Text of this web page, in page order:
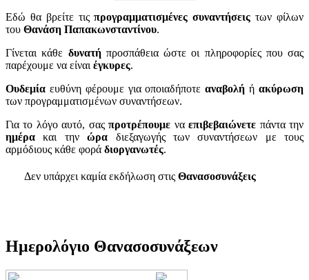
Εδώ θα βρείτε τιςπρογραμματισμένες συναντήσεις των φίλων
του Θανάση Παπακωνσταντίνου.
Γίνεται κάθε δυνατήπροσπάθεια ώστε οι πληροφορίες που σας
παρέχουμε να είναι έγκυρες.
Ουδεμία ευθύνη φέρουμε για οποιαδήποτεαναβολή ήακύρωση
των προγραμματισμένων συναντήσεων.
Για το λόγο αυτό, σαςπροτρέπουμε ναεπιβεβαιώνετε πάντα την
ημέρα και τηνώρα διεξαγωγής των συναντήσεων με τους
αρμόδιους κάθε φορά διοργανωτές.
Δεν υπάρχει καμία εκδήλωση στις Θανασοσυνάξεις
Ημερολόγιο Θανασοσυνάξεων